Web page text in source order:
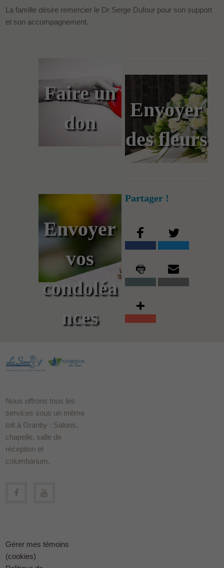
La famille désire remercier le Dr Serge Dufour pour son support
et son accompagnement.
Faire un
don
Envoyer
des fleurs
Envoyer
vos
condoléa
nces
Partager !
Nous offrons tous les
services sous un même
toit à Granby : Salons,
chapelle, salle de
réception et
columbarium.
Gérer mes témoins
(cookies)